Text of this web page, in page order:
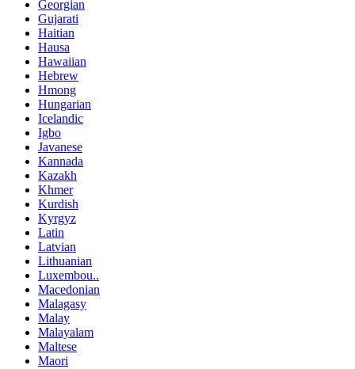
Georgian
Gujarati
Haitian
Hausa
Hawaiian
Hebrew
Hmong
Hungarian
Icelandic
Igbo
Javanese
Kannada
Kazakh
Khmer
Kurdish
Kyrgyz
Latin
Latvian
Lithuanian
Luxembou..
Macedonian
Malagasy
Malay
Malayalam
Maltese
Maori